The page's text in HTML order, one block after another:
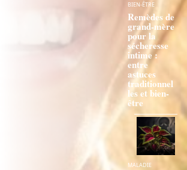
BIEN-ÊTRE
Remèdes de
grand-mère
pour la
sécheresse
intime :
entre
astuces
traditionnel
les et bien-
être
MALADIE